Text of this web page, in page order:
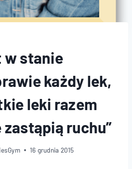
w stanie
każdy lek,
leki razem
ruchu”
16 grudnia 2015